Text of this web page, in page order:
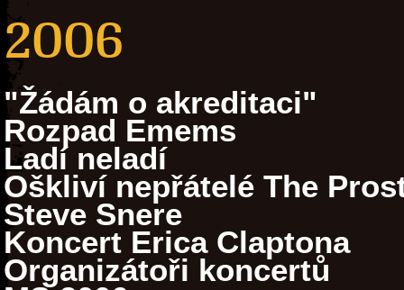
2006
"Žádám o akreditaci"
Rozpad Emems
Ladí neladí
Oškliví nepřátelé The
Steve Snere
Koncert Erica Claptona
Organizátoři koncertů